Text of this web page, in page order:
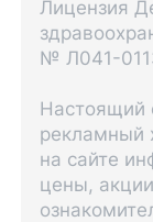
Лицензия
№ Л041-
Настоящий
рекламный
на сайте
цены,